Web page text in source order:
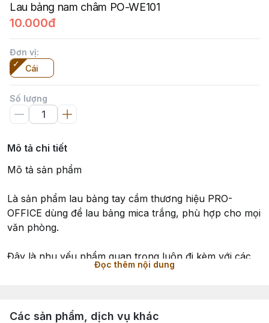
Lau bảng nam châm PO-WE101
10.000đ
Đơn vị:
Cái
Số lượng
Mô tả chi tiết
Mô tả sản phẩm
Là sản phẩm lau bảng tay cầm thương hiệu PRO-
OFFICE dùng để lau bảng mica trắng, phù hợp cho mọi
văn phòng.
Đây là nhu yếu phẩm quan trọng luôn đi kèm với các
mực và phần đế nhựa để cầm tay
Đọc thêm nội dung
Các sản phẩm, dịch vụ khác